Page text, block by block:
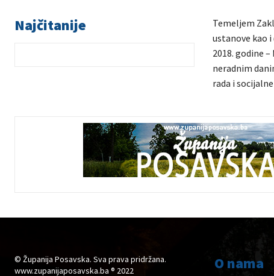
Najčitanije
Temeljem
ustanove kao i
2018. godine
neradnim
rada i
© Županija Posavska. Sva prava pridržana.
www.zupanijaposavska.ba ® 2022
O nama